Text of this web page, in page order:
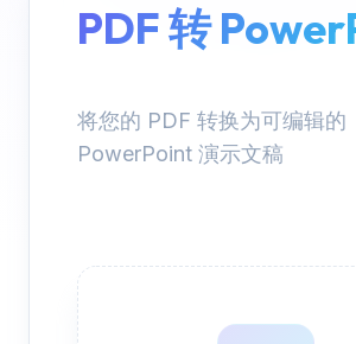
PDF 转
将您的 PDF 转换为可编辑的
PowerPoint 演示文稿